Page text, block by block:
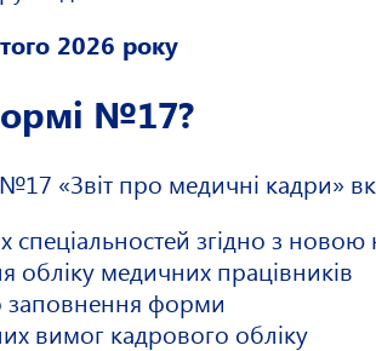
2026 року
№17?
«Звіт про медичні кадри»
спеціальностей згідно з
обліку медичних працівників
заповнення форми
вимог кадрового обліку